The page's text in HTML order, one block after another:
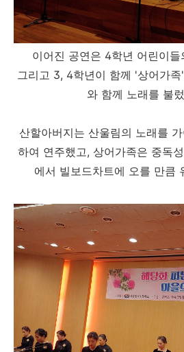
이어진 공연은 4학년 어린이
그리고 3, 4학년이 함께 '상어가
와 함께 노래를 불
산할아버지는 산울림의 노래를
하여 연주했고, 상어가족은 중독
에서 빌보드차트에 오를 만큼